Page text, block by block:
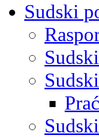
Sudski